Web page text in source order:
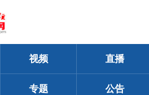
视频 直播
专题 公告